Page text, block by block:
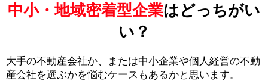
中小・地域密着型企業はどっちがい
い？
大手の不動産会社か、または中小企業や個人経営の不動
産会社を選ぶかを悩むケースもあるかと思います。